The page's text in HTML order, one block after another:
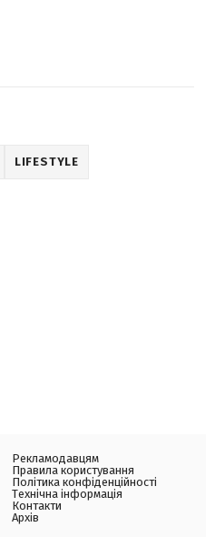
LIFESTYLE
Рекламодавцям
Правила користування
Політика конфіденційності
Технічна інформація
Контакти
Архів